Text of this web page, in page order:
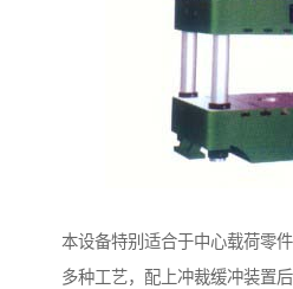
本设备特别适合于中心载荷零
多种工艺，配上冲裁缓冲装置